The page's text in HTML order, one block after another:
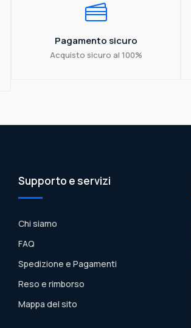
Pagamento sicuro
Acquisto sicuro al 100%
Supporto e servizi
Chi siamo
FAQ
Spedizione e Pagamenti
Reso e rimborso
Mappa del sito